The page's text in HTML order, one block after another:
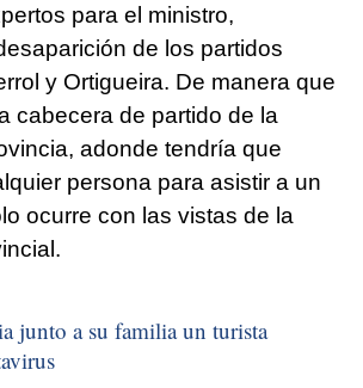
para el ministro,
de los partidos
y Ortigueira. De manera que
cabecera de partido de la
adonde tendría que
persona para asistir a un
ocurre con las vistas de la
junto a su familia un turista